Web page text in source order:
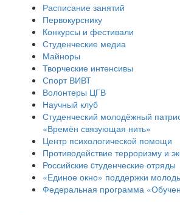
Расписание занятий
Первокурснику
Конкурсы и фестивали
Студенческие медиа
Майноры
Творческие интенсивы
Спорт ВИВТ
Волонтеры ЦГВ
Научный клуб
Студенческий молодёжный
«Времён связующая нить»
Центр психологической помощи
Противодействие терроризму и
Российские cтуденческие отряды
«Единое окно» поддержки
Федеральная программа